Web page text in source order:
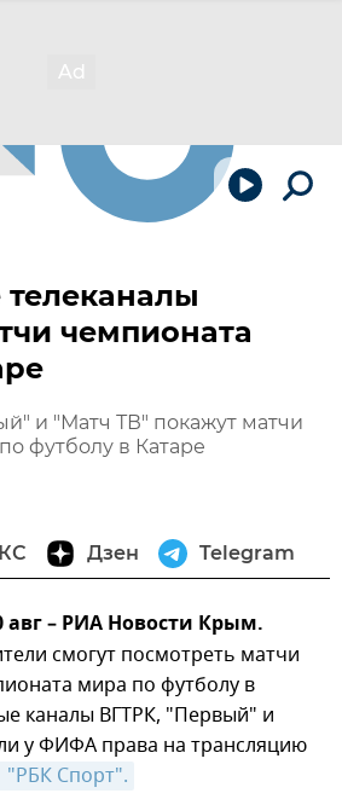
телеканалы
чемпионата
и "Матч ТВ" покажут матчи
футболу в Катаре
Дзен Telegram
– РИА Новости Крым.
смогут посмотреть матчи
мира по футболу в
каналы ВГТРК, "Первый" и
у ФИФА права на трансляцию
"РБК Спорт".